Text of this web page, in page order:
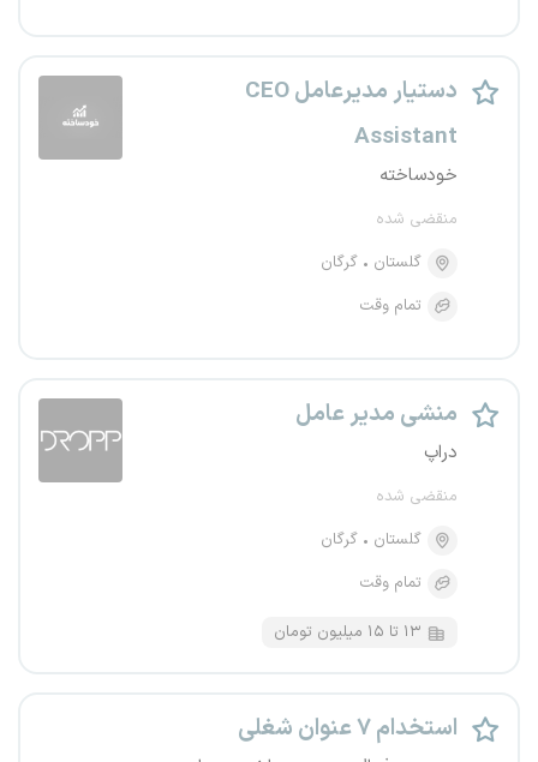
دستیار مدیرعامل CEO
Assistant
خودساخته
منقضی شده
گلستان
گرگان
تمام وقت
منشی مدیر عامل
دراپ
منقضی شده
گلستان
گرگان
تمام وقت
۱۳ تا ۱۵ میلیون تومان
استخدام ۷ عنوان شغلی